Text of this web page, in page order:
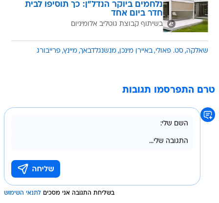
נלחמים ביוקר הנדל"ן: כך תוסיפו לבית
חדר ביום אחד
בשיתוף קבוצת גוטליב אלומיניום
שאלקה סט. פאולי באיירן מינכן מנשנגלדבאך מיינץ פרייבורג
טרם התפרסמו תגובות
בשליחת התגובה אני מסכים לתנאי השימוש